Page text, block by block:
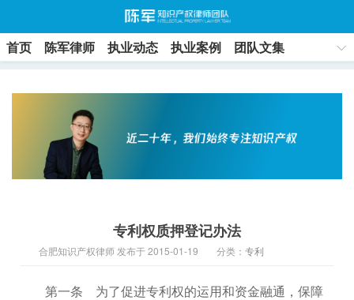
首页 陈军律师 执业动态 执业案例
团队文集
专利权质押登记办法
合肥知识产权律师 发布于 2015-01-19 分类： 专利
第一条 为了促进专利权的运用和资金融通，保障